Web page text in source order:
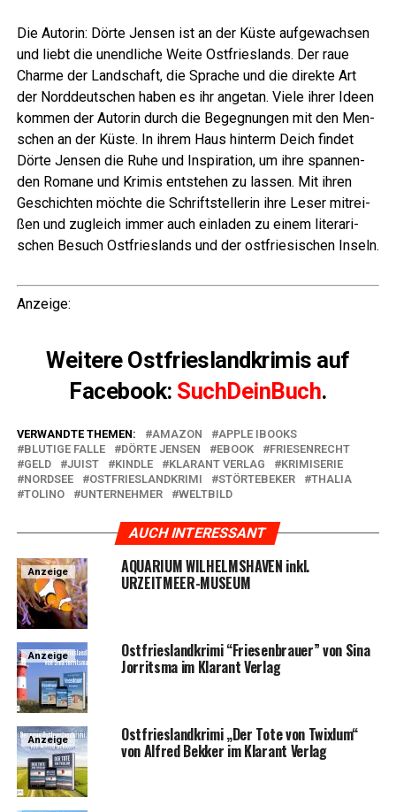
Die Autorin: Dör­te Jen­sen ist an der Küs­te auf­ge­wach­sen
und liebt die unend­li­che Wei­te Ost­fries­lands. Der raue
Charme der Land­schaft, die Spra­che und die direk­te Art
der Nord­deut­schen haben es ihr ange­tan. Vie­le ihrer Ideen
kom­men der Autorin durch die Begeg­nun­gen mit den Men­
schen an der Küs­te. In ihrem Haus hin­term Deich fin­det
Dör­te Jen­sen die Ruhe und Inspi­ra­ti­on, um ihre span­nen­
den Roma­ne und Kri­mis ent­ste­hen zu las­sen. Mit ihren
Geschich­ten möch­te die Schrift­stel­le­rin ihre Leser mit­rei­
ßen und zugleich immer auch ein­la­den zu einem lite­ra­ri­
schen Besuch Ost­fries­lands und der ost­frie­si­schen Inseln.
Anzei­ge:
Wei­te­re Ost­fries­land­kri­mis auf
Face­book: SuchD­ein­Buch.
VERWANDTE THEMEN: AMAZON
APPLE IBOOKS
BLUTIGE FALLE
DÖRTE JENSEN EBOOK
FRIESENRECHT
GELD
JUIST KINDLE KLARANT VERLAG
KRIMISERIE
NORDSEE
OSTFRIESLANDKRIMI STÖRTEBEKER
THALIA
TOLINO
UNTERNEHMER WELTBILD
AUCH INTERESSANT
Anzeige AQUARIUM WILHELMSHAVEN inkl.
URZEITMEER-MUSEUM
Anzeige Ost­fries­land­kri­mi “Frie­sen­brau­er” von Sina
Jor­rit­s­ma im Klar­ant Verlag
Anzeige Ost­fries­land­kri­mi „Der Tote von Twixlum“
von Alfred Bek­ker im Klar­ant Verlag